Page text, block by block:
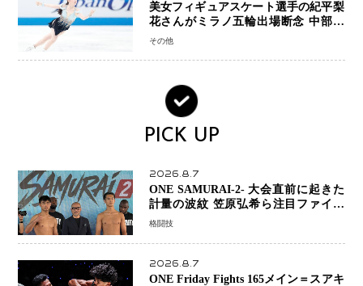
美女フィギュアスケート選手の紀平梨
花さんがミラノ五輪出場断念 中部選
手権欠場を発表「安全最優先の判断」
その他
PICK UP
2026.8.7
ONE SAMURAI-2- 大会直前に起きた
計量の波紋 笠原弘希ら注目ファイタ
ーは契約体重で決戦へ、山本歩夢と平
格闘技
2026.8.7
ONE Friday Fights 165メイン＝スアキ